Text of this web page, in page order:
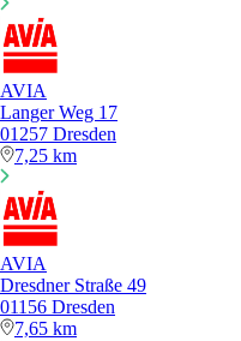
AVIA
Langer Weg 17
01257 Dresden
7,25 km
AVIA
Dresdner Straße 49
01156 Dresden
7,65 km